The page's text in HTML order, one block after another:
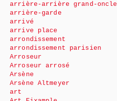
arrière-arrière grand-oncle
arrière-garde
arrivé
arrive place
arrondissement
arrondissement parisien
Arroseur
Arroseur arrosé
Arsène
Arsène Altmeyer
art